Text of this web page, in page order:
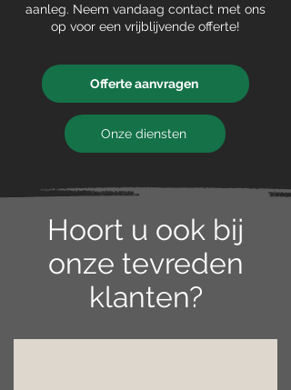
aanleg. Neem vandaag contact met ons
op voor een vrijblijvende offerte!
Offerte aanvragen
Onze diensten
Hoort u ook bij
onze tevreden
klanten?